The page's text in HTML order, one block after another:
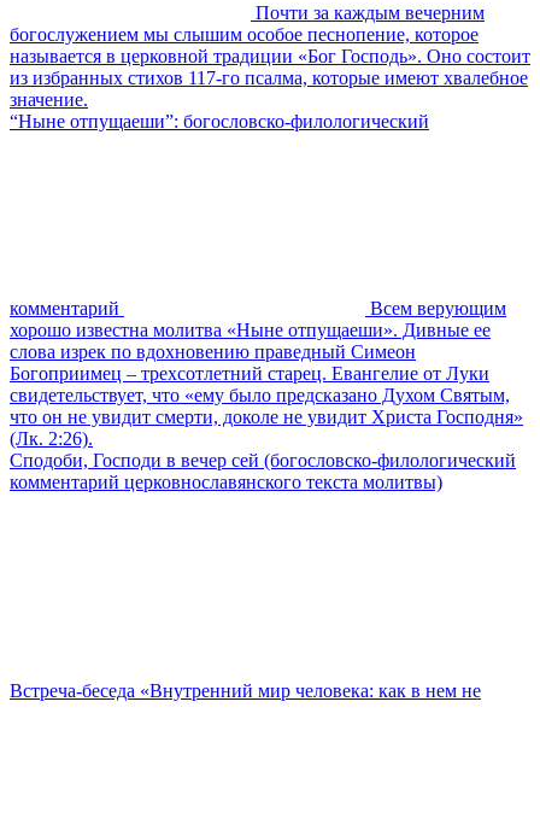
Почти за каждым вечерним
богослужением мы слышим особое песнопение, которое
называется в церковной традиции «Бог Господь». Оно состоит
из избранных стихов 117-го псалма, которые имеют хвалебное
значение.
“Ныне отпущаеши”: богословско-филологический
комментарий
Всем верующим
хорошо известна молитва «Ныне отпущаеши». Дивные ее
слова изрек по вдохновению праведный Симеон
Богоприимец – трехсотлетний старец. Евангелие от Луки
свидетельствует, что «ему было предсказано Духом Святым,
что он не увидит смерти, доколе не увидит Христа Господня»
(Лк. 2:26).
Сподоби, Господи в вечер сей (богословско-филологический
комментарий церковнославянского текста молитвы)
Встреча-беседа «Внутренний мир человека: как в нем не